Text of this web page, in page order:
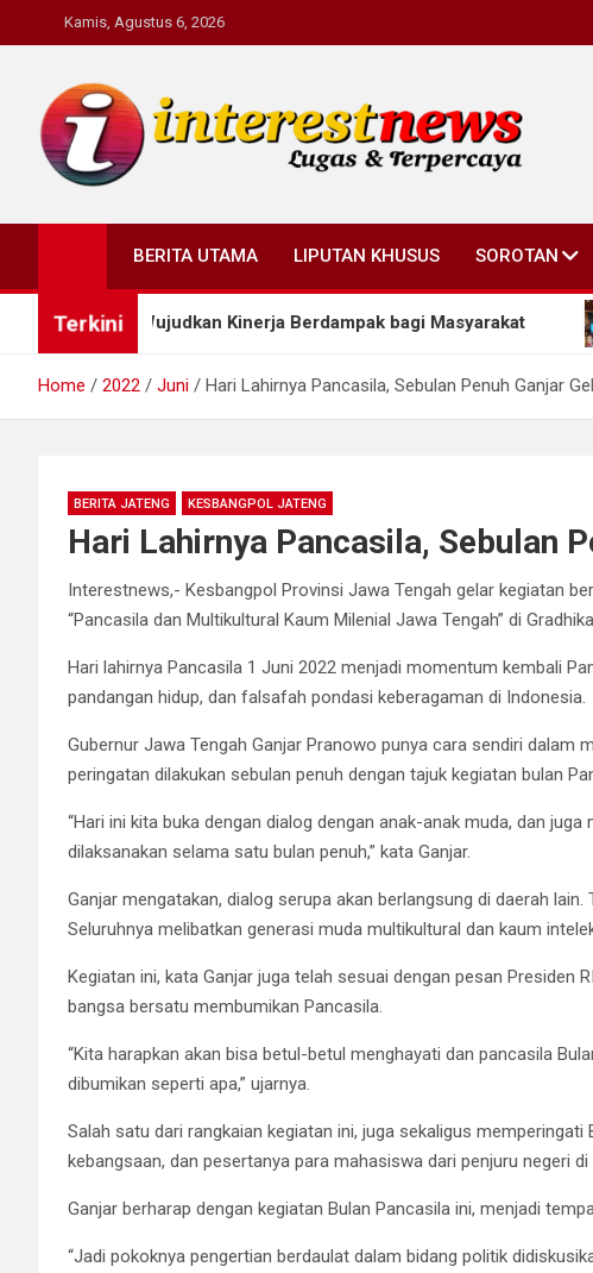
to
Kamis, Agustus 6, 2026
Interestnews.or.id
BERITA UTAMA LIPUTAN KHUSUS SOROTAN
Terkini
Wujudkan Kinerja Berdampak bagi Masyarakat DKPP
Home 2022 Juni Hari Lahirnya Pancasila, Sebulan Penuh Ganjar
BERITA JATENG KESBANGPOL JATENG
Hari Lahirnya Pancasila, Sebulan
Interestnews,- Kesbangpol Provinsi Jawa Tengah gelar kegiatan
“Pancasila dan Multikultural Kaum Milenial Jawa Tengah” di
Hari lahirnya Pancasila 1 Juni 2022 menjadi momentum kembali
pandangan hidup, dan falsafah pondasi keberagaman di Indonesia.
Gubernur Jawa Tengah Ganjar Pranowo punya cara sendiri dalam
peringatan dilakukan sebulan penuh dengan tajuk kegiatan bulan
“Hari ini kita buka dengan dialog dengan anak-anak muda, dan
dilaksanakan selama satu bulan penuh,” kata Ganjar.
Ganjar mengatakan, dialog serupa akan berlangsung di daerah
Seluruhnya melibatkan generasi muda multikultural dan kaum
Kegiatan ini, kata Ganjar juga telah sesuai dengan pesan Presiden
bangsa bersatu membumikan Pancasila.
“Kita harapkan akan bisa betul-betul menghayati dan pancasila
dibumikan seperti apa,” ujarnya.
Salah satu dari rangkaian kegiatan ini, juga sekaligus memperingati
kebangsaan, dan pesertanya para mahasiswa dari penjuru negeri di
Ganjar berharap dengan kegiatan Bulan Pancasila ini, menjadi
“Jadi pokoknya pengertian berdaulat dalam bidang politik